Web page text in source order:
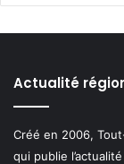
Actualité
Créé en 2006,
qui publie